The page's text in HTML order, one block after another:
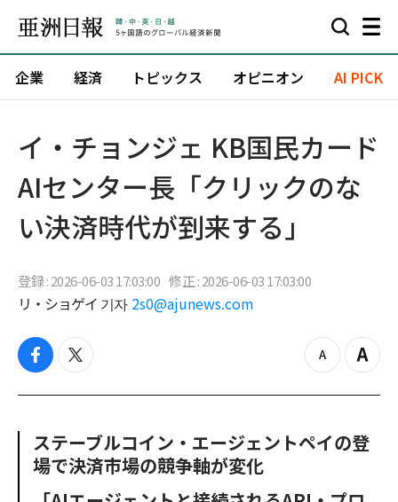
企業 経済 トピックス オピニオン AI PICK
イ・チョンジェ KB国民カード
AIセンター長「クリックのな
い決済時代が到来する」
登録 : 2026-06-03 17:03:00 修正 : 2026-06-03 17:03:00
リ・ショゲイ 기자 2s0@ajunews.com
f
c
o
o
t
i
e
r
z
o
u
Z
o
n
ステーブルコイン・エージェントペイの登
場で決済市場の競争軸が変化